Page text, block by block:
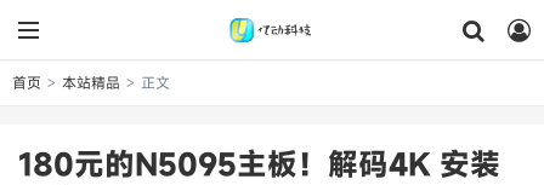
首页 > 本站精品 > 正文
180元的N5095主板！解码4K 安装